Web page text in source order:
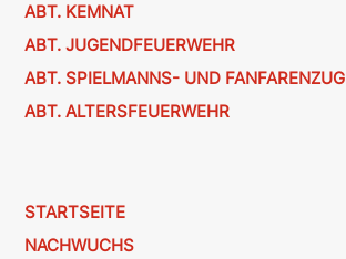
ABT. KEMNAT
ABT. JUGENDFEUERWEHR
ABT. SPIELMANNS- UND FANFARENZUG
ABT. ALTERSFEUERWEHR
STARTSEITE
NACHWUCHS